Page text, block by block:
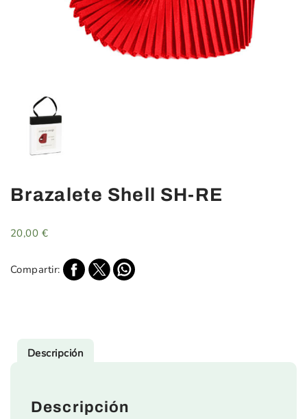
Brazalete Shell SH-RE
20,00 €
Compartir:
Descripción
Descripción